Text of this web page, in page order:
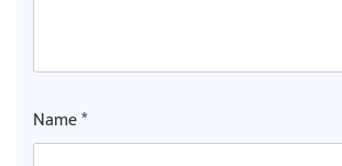
Name*